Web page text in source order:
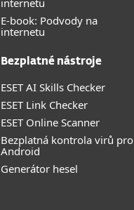
internetu
E-book: Podvody na
internetu
Bezplatné nástroje
ESET AI Skills Checker
ESET Link Checker
ESET Online Scanner
Bezplatná kontrola virů pro
Android
Generátor hesel